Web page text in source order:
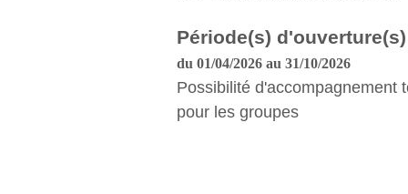
Période(s) d'ouverture(s)
du 01/04/2026 au 31/10/2026
Possibilité d'accompagnement
pour les groupes